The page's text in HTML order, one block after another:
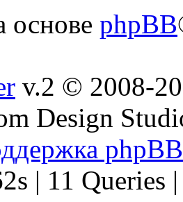
основе phpBB
v.2 © 2008-
Design
phpBB
| 11 Queries